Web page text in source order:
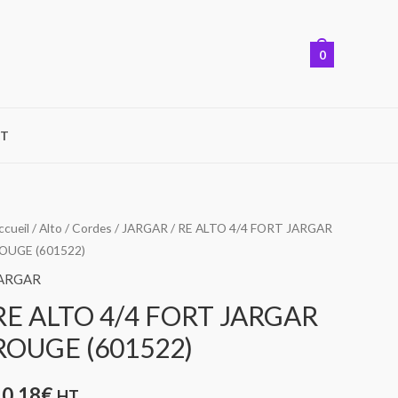
0
/Alto /Cordes / JARGAR / RE ALTO 4/4 FORT JARGAR
(601522)
ALTO 4/4 FORT JARGAR
(601522)
4